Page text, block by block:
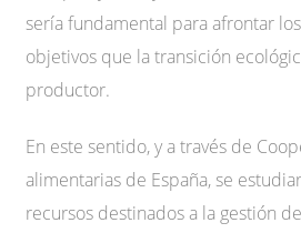
sería fundamental para afrontar
objetivos que la transición
productor.
En este sentido, y a través de
alimentarias de España, se
recursos destinados a la gestión